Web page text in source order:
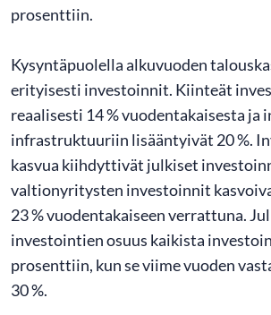
prosenttiin.
Kysyntäpuolella alkuvuoden
erityisesti investoinnit. Kiinteät
reaalisesti 14 % vuodentakaisesta ja
infrastruktuuriin lisääntyivät 20 %.
kasvua kiihdyttivät julkiset
valtionyritysten investoinnit
23 % vuodentakaiseen verrattuna.
investointien osuus kaikista
prosenttiin, kun se viime vuoden
30 %.